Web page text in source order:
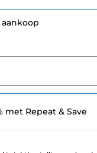
met Repeat & Save